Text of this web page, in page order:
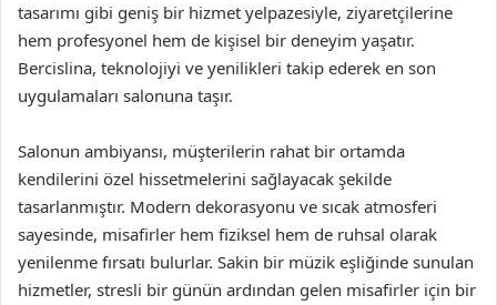
tasarımı gibi geniş bir hizmet yelpazesiyle, ziyaretçilerine
hem profesyonel hem de kişisel bir deneyim yaşatır.
Bercislina, teknolojiyi ve yenilikleri takip ederek en son
uygulamaları salonuna taşır.
Salonun ambiyansı, müşterilerin rahat bir ortamda
kendilerini özel hissetmelerini sağlayacak şekilde
tasarlanmıştır. Modern dekorasyonu ve sıcak atmosferi
sayesinde, misafirler hem fiziksel hem de ruhsal olarak
yenilenme fırsatı bulurlar. Sakin bir müzik eşliğinde sunulan
hizmetler, stresli bir günün ardından gelen misafirler için bir